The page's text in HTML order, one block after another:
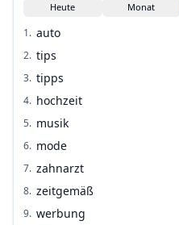
Heute Monat
1. auto
2. tips
3. tipps
4. hochzeit
5. musik
6. mode
7. zahnarzt
8. zeitgemäß
9. werbung